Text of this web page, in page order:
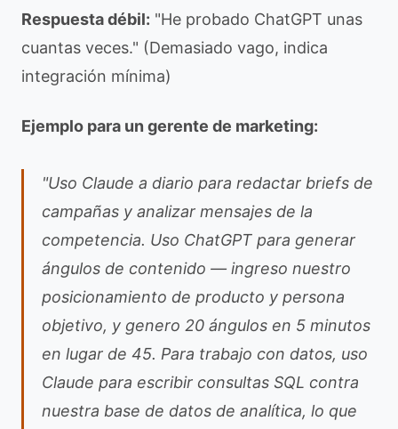
Respuesta débil: "He probado ChatGPT unas
cuantas veces." (Demasiado vago, indica
integración mínima)
Ejemplo para un gerente de marketing:
"Uso Claude a diario para redactar briefs de
campañas y analizar mensajes de la
competencia. Uso ChatGPT para generar
ángulos de contenido — ingreso nuestro
posicionamiento de producto y persona
objetivo, y genero 20 ángulos en 5 minutos
en lugar de 45. Para trabajo con datos, uso
Claude para escribir consultas SQL contra
nuestra base de datos de analítica, lo que